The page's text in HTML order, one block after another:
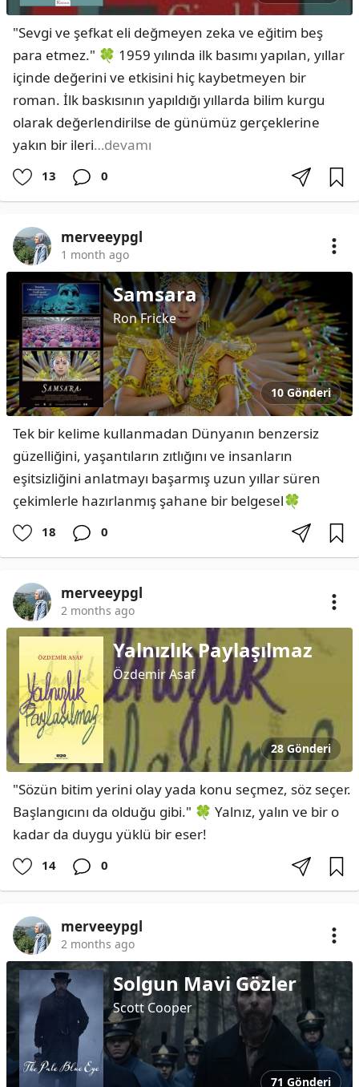
"Sevgi ve şefkat eli değmeyen zeka ve eğitim beş
para etmez." 🍀 1959 yılında ilk basımı yapılan, yıllar
içinde değerini ve etkisini hiç kaybetmeyen bir
roman. İlk baskısının yapıldığı yıllarda bilim kurgu
olarak değerlendirilse de günümüz gerçeklerine
yakın bir ileri…devamı
13 0
merveeypgl
1 month ago
Samsara
Ron Fricke
10 Gönderi
Tek bir kelime kullanmadan Dünyanın benzersiz
güzelliğini, yaşantıların zıtlığını ve insanların
eşitsizliğini anlatmayı başarmış uzun yıllar süren
çekimlerle hazırlanmış şahane bir belgesel🍀
18 0
merveeypgl
2 months ago
Yalnızlık Paylaşılmaz
Özdemir Asaf
28 Gönderi
"Sözün bitim yerini olay yada konu seçmez, söz seçer.
Başlangıcını da olduğu gibi." 🍀 Yalnız, yalın ve bir o
kadar da duygu yüklü bir eser!
14 0
merveeypgl
2 months ago
Solgun Mavi Gözler
Scott Cooper
71 Gönderi